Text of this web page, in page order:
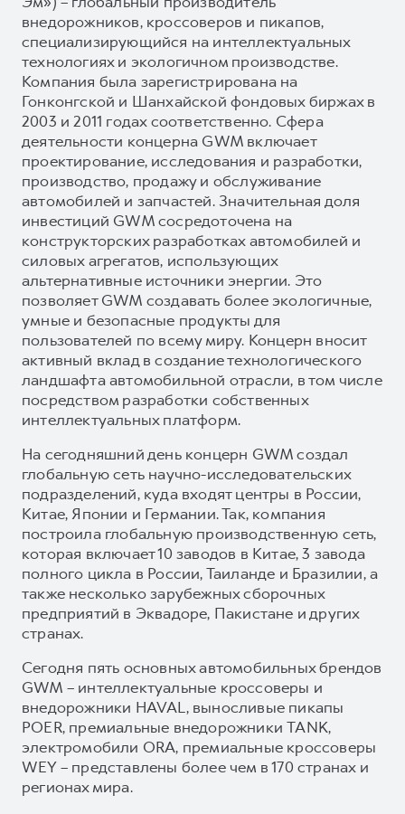
внедорожников, кроссоверов и пикапов,
специализирующийся на интеллектуальных
технологиях и экологичном производстве.
Компания была зарегистрирована на
Гонконгской и Шанхайской фондовых биржах в
2003 и 2011 годах соответственно. Сфера
деятельности концерна GWM включает
проектирование, исследования и разработки,
производство, продажу и обслуживание
автомобилей и запчастей. Значительная доля
инвестиций GWM сосредоточена на
конструкторских разработках автомобилей и
силовых агрегатов, использующих
альтернативные источники энергии. Это
позволяет GWM создавать более экологичные,
умные и безопасные продукты для
пользователей по всему миру. Концерн вносит
активный вклад в создание технологического
ландшафта автомобильной отрасли, в том числе
посредством разработки собственных
интеллектуальных платформ.
На сегодняшний день концерн GWM создал
глобальную сеть научно-исследовательских
подразделений, куда входят центры в России,
Китае, Японии и Германии. Так, компания
построила глобальную производственную сеть,
которая включает 10 заводов в Китае, 3 завода
полного цикла в России, Таиланде и Бразилии, а
также несколько зарубежных сборочных
предприятий в Эквадоре, Пакистане и других
странах.
Сегодня пять основных автомобильных брендов
GWM – интеллектуальные кроссоверы и
внедорожники HAVAL, выносливые пикапы
POER, премиальные внедорожники TANK,
электромобили ORA, премиальные кроссоверы
WEY – представлены более чем в 170 странах и
регионах мира.